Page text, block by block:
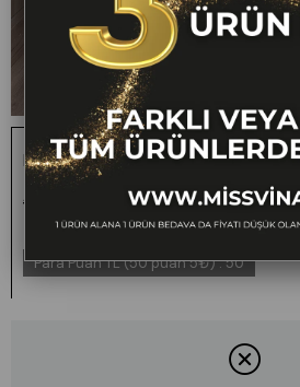
Baskılı Uzun Gabardin Kot Şort 30159
₺1.000,00 ₺499,00 50
Para Puan TL (50 puan 5₺):50